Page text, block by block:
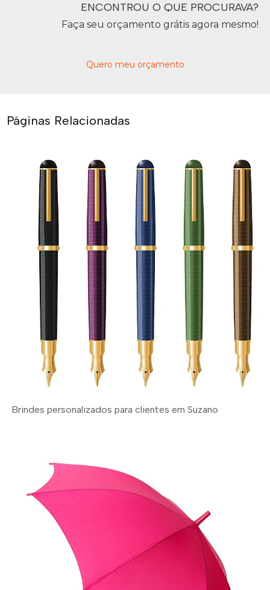
ENCONTROU O QUE PROCURAVA?
Faça seu orçamento grátis agora mesmo!
Quero meu orçamento
Páginas Relacionadas
Brindes personalizados para clientes em Suzano